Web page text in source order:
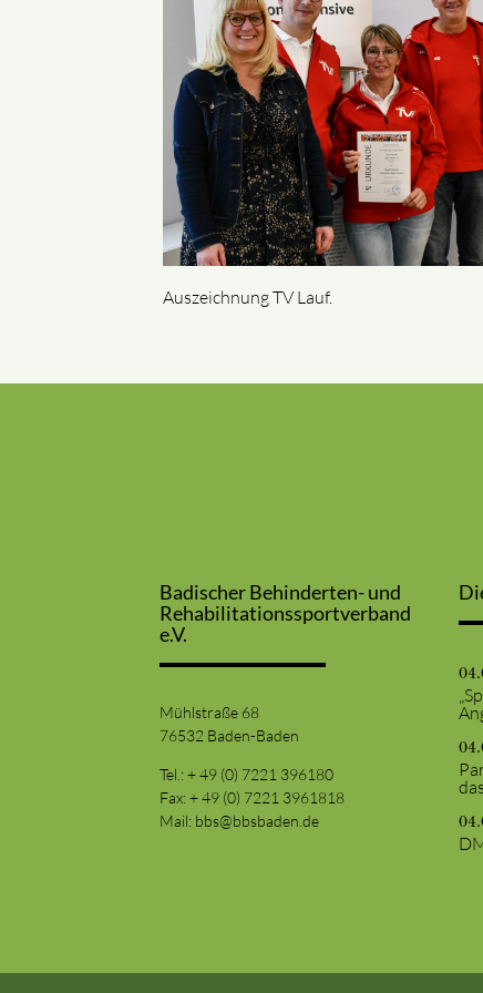
Auszeichnung TV Lauf.
Badischer Behinderten- und
Rehabilitationssportverband
e.V.
Mühlstraße 68
76532 Baden-Baden
Tel.: + 49 (0) 7221 396180
Fax: + 49 (0) 7221 3961818
Mail: bbs@bbsbaden.de